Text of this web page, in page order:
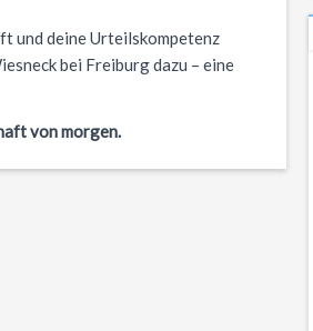
und deine Urteilskompetenz
bei Freiburg dazu – eine
von morgen.